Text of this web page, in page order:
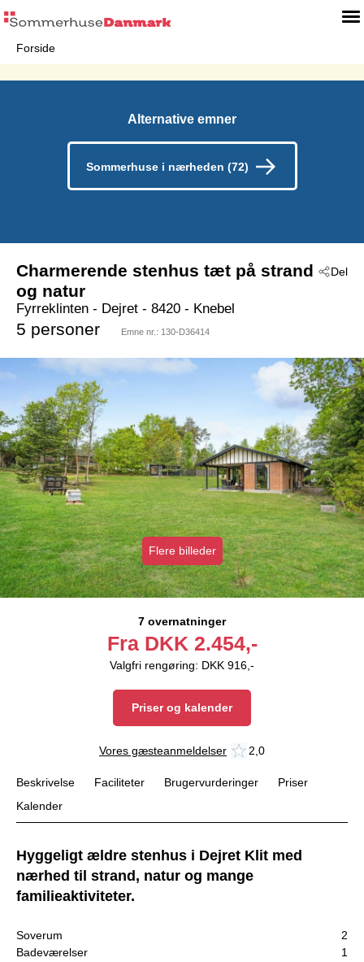
Forside
Alternative emner
Sommerhuse i nærheden (72)
Del
Charmerende stenhus tæt på strand
og natur
Fyrreklinten - Dejret - 8420 - Knebel
5 personer Emne nr.: 130-D36414
Flere billeder
7 overnatninger
Fra DKK 2.454,-
Valgfri rengøring: DKK 916,-
Priser og kalender
Vores gæsteanmeldelser 2,0
Beskrivelse Faciliteter Brugervurderinger
Priser
Kalender
Hyggeligt ældre stenhus i Dejret Klit med
nærhed til strand, natur og mange
familieaktiviteter.
Soverum
2
Badeværelser
1